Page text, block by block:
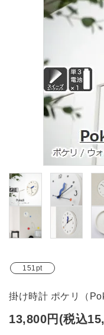
新着商品
カテゴリーから探す
ガイドライン
151pt
掛け時計 ポケリ（
13,800円(税込